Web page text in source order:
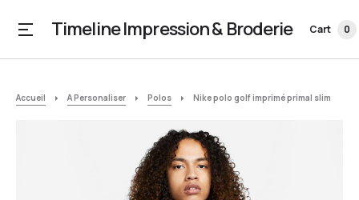
Timeline Impression & Broderie Cart 0
Accueil A Personaliser Polos Nike polo golf imprimé primal slim